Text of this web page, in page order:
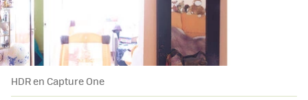
HDR en Capture One